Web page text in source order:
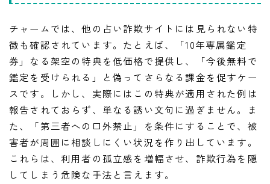
チャームでは、他の占い詐欺サイトには見られない特
徴も確認されています。たとえば、「10年専属鑑定
券」なる架空の特典を低価格で提供し、「今後無料で
鑑定を受けられる」と偽ってさらなる課金を促すケー
スです。しかし、実際にはこの特典が適用された例は
報告されておらず、単なる誘い文句に過ぎません。ま
た、「第三者への口外禁止」を条件にすることで、被
害者が周囲に相談しにくい状況を作り出しています。
これらは、利用者の孤立感を増幅させ、詐欺行為を隠
してしまう危険な手法と言えます。